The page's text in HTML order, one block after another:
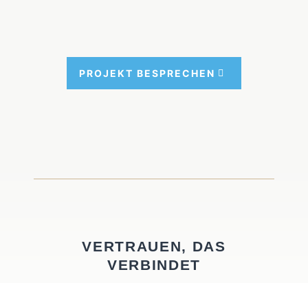
PRO­JEKT BESPRE­CHEN
VERTRAUEN, DAS
VERBINDET